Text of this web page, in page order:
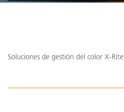
Soluciones de gestión del color X-Rite